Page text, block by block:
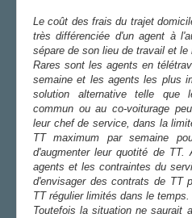
Le coût des frais du trajet
très différenciée d'un agent à
sépare de son lieu de travail et le
Rares sont les agents en
semaine et les agents les plus
solution alternative telle que
commun ou au co-voiturage
leur chef de service, dans la
TT maximum par semaine
d'augmenter leur quotité de
agents et les contraintes du
d'envisager des contrats de TT
TT régulier limités dans le temps.
Toutefois la situation ne saurait